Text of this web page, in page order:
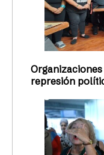
represión